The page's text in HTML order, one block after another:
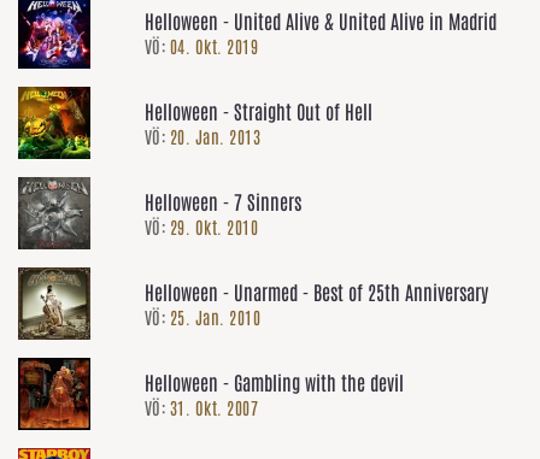
Helloween - United Alive & United Alive in Madrid
VÖ: 04. Okt. 2019
Helloween - Straight Out of Hell
VÖ: 20. Jan. 2013
Helloween - 7 Sinners
VÖ: 29. Okt. 2010
Helloween - Unarmed - Best of 25th Anniversary
VÖ: 25. Jan. 2010
Helloween - Gambling with the devil
VÖ: 31. Okt. 2007